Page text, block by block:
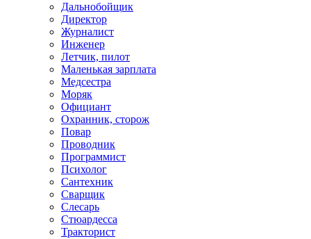
Дальнобойщик
Директор
Журналист
Инженер
Летчик, пилот
Маленькая зарплата
Медсестра
Моряк
Официант
Охранник, сторож
Повар
Проводник
Программист
Психолог
Сантехник
Сварщик
Слесарь
Стюардесса
Тракторист